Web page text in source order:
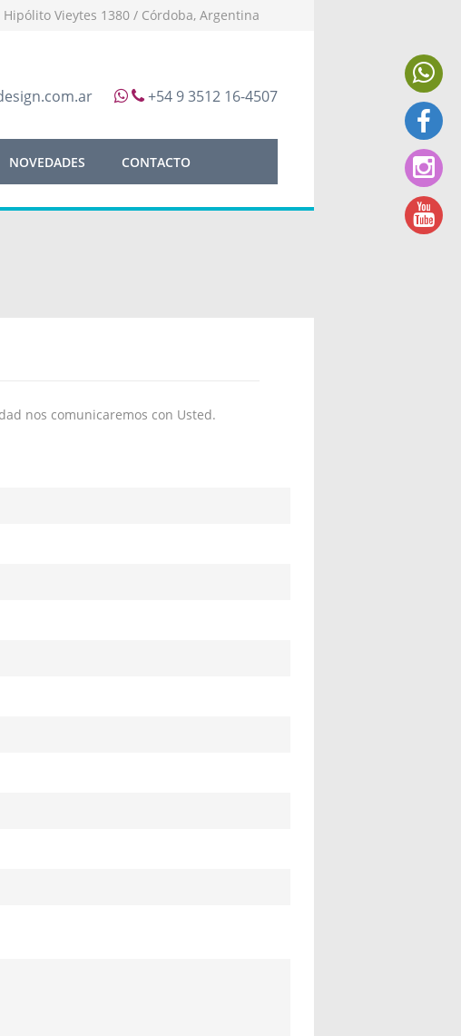
Hipólito Vieytes 1380 / Córdoba, Argentina
+54 9 3512 16-4507
NOVEDADES CONTACTO
nos comunicaremos con Usted.